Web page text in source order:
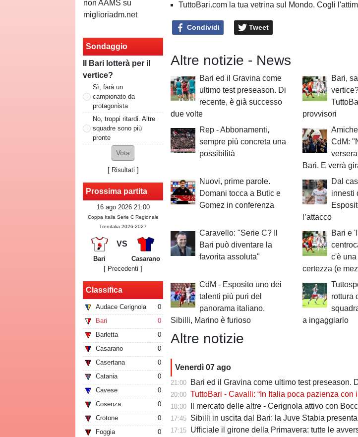
Sondaggio
Il Bari lotterà per il
vertice?
Sì, farà un
campionato da
protagonista
No, troppi ritardi. Altre
squadre sono più
pronte
[ Risultati ]
Prossima partita
16 ago 2026 21:00
Coppa Italia Serie C Regionale
Trenitalia 2026-2027
VS
Bari
Casarano
[ Precedenti ]
Classifica
Audace Cerignola
0
Bari
0
Barletta
0
Casarano
0
Casertana
0
Catania
0
Cavese
0
Cosenza
0
Crotone
0
Foggia
0
TuttoBari.com la tua vetrina sul Mondo. Cogli
Condividi Tweet
Altre notizie - News
Bari ed il Gravina come
ultimo test preseason. Di
recente, è già successo
due volte
Bari,
provvisori
Rep - Abbonamenti,
sempre più concreta una
possibilità
CdM:
Bari. E verrà
Nuovi, prime parole.
Domani tocca a Butic e
Gomez in conferenza
Dal
innesti
l’attacco
Caravello: "Serie C? Il
Bari può diventare la
favorita assoluta"
Bari e
c'è
certezza (e
CdM - Esposito uno dei
talenti più puri del
panorama italiano.
Sibilli, Marino è furioso
rottura
a ingaggiarlo
Altre notizie
Venerdì 07 ago
21:00 Bari ed il Gravina come ultimo test preseason. Di recente, è
20:00 TuttoBari - Cavalli: “In Italia poca pazienza con i giovani. Bari, fai la cosa
18:30 Il mercato delle altre - Cerignola attivo con Boccadamo, Cilenti e Padula. Casertana su Antonio
17:45 Sibilli in uscita dal Bari: la Juve Stabia
17:15 Ufficiale il girone della Primavera: tutte le avversarie.